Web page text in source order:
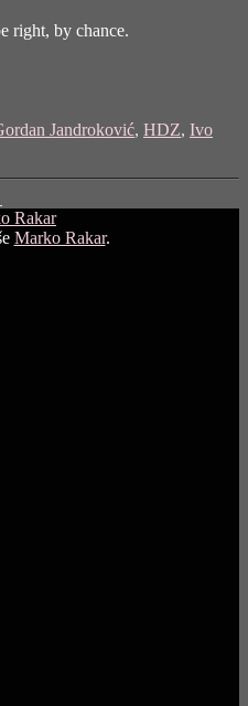
right, by chance.
Jandroković, HDZ, Ivo
Marko Rakar.